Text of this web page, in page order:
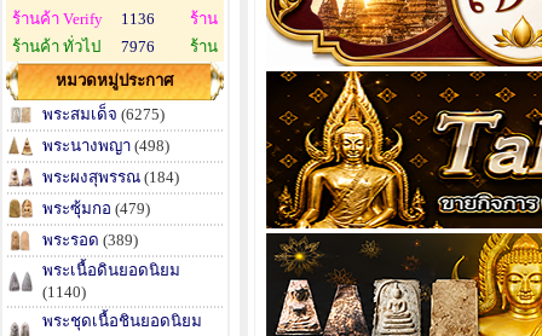
ร้านค้า Verify 1136
ร้าน
ร้านค้า ทั่วไป
7976
ร้าน
หมวดหมู่ประกาศ
พระสมเด็จ (6275)
พระนางพญา (498)
พระผงสุพรรณ (184)
พระซุ้มกอ (479)
พระรอด (389)
พระเนื้อดินยอดนิยม
(1140)
พระชุดเนื้อชินยอดนิยม